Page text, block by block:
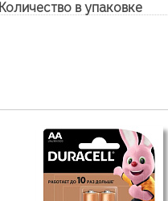
Количество в упаковке